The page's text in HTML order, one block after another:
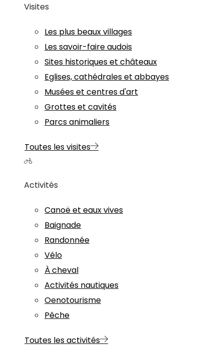
Visites
Les plus beaux villages
Les savoir-faire audois
Sites historiques et châteaux
Eglises, cathédrales et abbayes
Musées et centres d'art
Grottes et cavités
Parcs animaliers
Toutes les visites
Activités
Canoë et eaux vives
Baignade
Randonnée
Vélo
À cheval
Activités nautiques
Oenotourisme
Pêche
Toutes les activités